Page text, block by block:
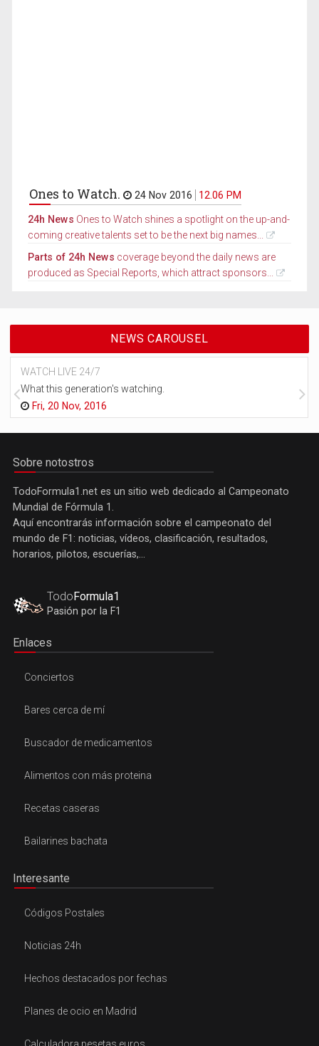
Ones to Watch. 24 Nov 2016 12.06 PM
24h News Ones to Watch shines a spotlight on the up-and-
coming creative talents set to be the next big names...
Parts of 24h News coverage beyond the daily news are
produced as Special Reports, which attract sponsors...
NEWS CAROUSEL
WATCH LIVE 24/7
What this generation's watching.
Fri, 20 Nov, 2016
Sobre notostros
TodoFormula1.net es un sitio web dedicado al Campeonato
Mundial de Fórmula 1.
Aquí encontrarás información sobre el campeonato del
mundo de F1: noticias, vídeos, clasificación, resultados,
horarios, pilotos, escuerías,...
TodoFormula1
Pasión por la F1
Enlaces
Conciertos
Bares cerca de mí
Buscador de medicamentos
Alimentos con más proteina
Recetas caseras
Bailarines bachata
Interesante
Códigos Postales
Noticias 24h
Hechos destacados por fechas
Planes de ocio en Madrid